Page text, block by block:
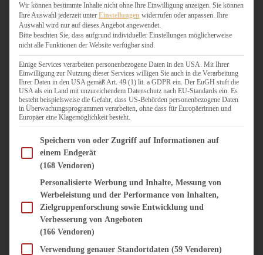
BURGER & SANDWICHES
FIX AUF DEM TISCH
FLEISCH & FISCH
GRILLEN / BARBECUE
HERZHAFTES BACKEN
ONE-POT-GERICHTE
PASTA & NUDELGERICHTE
PIZZA, TARTES & QUICHES
REIS & RISOTTO
SALATE & SNACKS
SUPPENKASPEREIEN
VORSPEISEN
SÜSS & HERZHAFT
BROTAUFSTRICH
DIPS, SAUCEN, CHUTNEYS
Wir können bestimmte Inhalte nicht ohne Ihre Einwilligung anzeigen. Sie können
Ihre Auswahl jederzeit unter Einstellungen widerrufen oder anpassen. Ihre
Auswahl wird nur auf dieses Angebot angewendet.
Bitte beachten Sie, dass aufgrund individueller Einstellungen möglicherweise
nicht alle Funktionen der Website verfügbar sind.
Einige Services verarbeiten personenbezogene Daten in den USA. Mit Ihrer
Einwilligung zur Nutzung dieser Services willigen Sie auch in die Verarbeitung
Ihrer Daten in den USA gemäß Art. 49 (1) lit. a GDPR ein. Der EuGH stuft die
USA als ein Land mit unzureichendem Datenschutz nach EU-Standards ein. Es
besteht beispielsweise die Gefahr, dass US-Behörden personenbezogene Daten
in Überwachungsprogrammen verarbeiten, ohne dass für Europäerinnen und
Europäer eine Klagemöglichkeit besteht.
Im Folgenden finden Sie eine Liste der Zwecke des IAB Transparency and Consent
Speichern von oder Zugriff auf Informationen auf
einem Endgerät
(168 Vendoren)
Personalisierte Werbung und Inhalte, Messung von
Werbeleistung und der Performance von Inhalten,
Zielgruppenforschung sowie Entwicklung und
Verbesserung von Angeboten
(166 Vendoren)
Verwendung genauer Standortdaten (59 Vendoren)